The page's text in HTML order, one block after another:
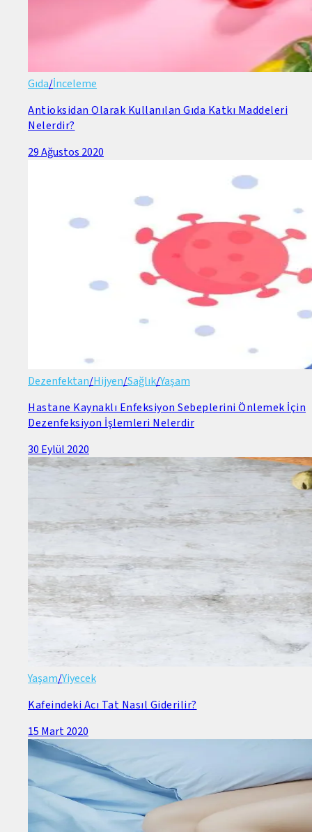
Gıda/İnceleme
Antioksidan Olarak Kullanılan Gıda Katkı Maddeleri
Nelerdir?
29 Ağustos 2020
Dezenfektan/Hijyen/Sağlık/Yaşam
Hastane Kaynaklı Enfeksiyon Sebeplerini Önlemek İçin
Dezenfeksiyon İşlemleri Nelerdir
30 Eylül 2020
Yaşam/Yiyecek
Kafeindeki Acı Tat Nasıl Giderilir?
15 Mart 2020